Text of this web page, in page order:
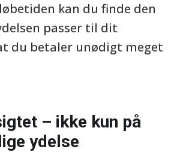
kan du finde den
passer til dit
du betaler unødigt meget
– ikke kun på
ydelse